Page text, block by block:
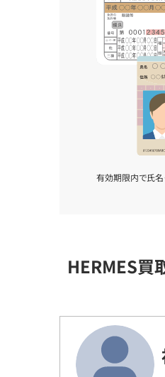
有効期限内で氏名
HERMES買